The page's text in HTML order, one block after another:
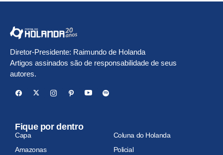
Diretor-Presidente: Raimundo de Holanda
Artigos assinados são de responsabilidade de seus
autores.
Fique por dentro
Capa
Coluna do Holanda
Amazonas
Policial